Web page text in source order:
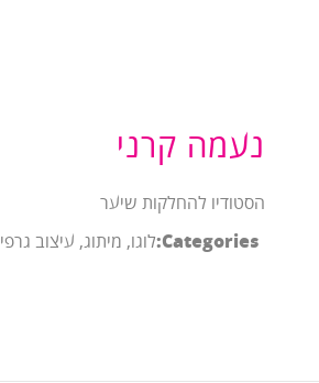
נעמה קרני
הסטודיו להחלקות שיער
Categories: לוגו, מיתוג, עיצוב גרפי